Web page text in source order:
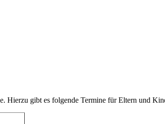
Hierzu gibt es folgende Termine für Eltern und